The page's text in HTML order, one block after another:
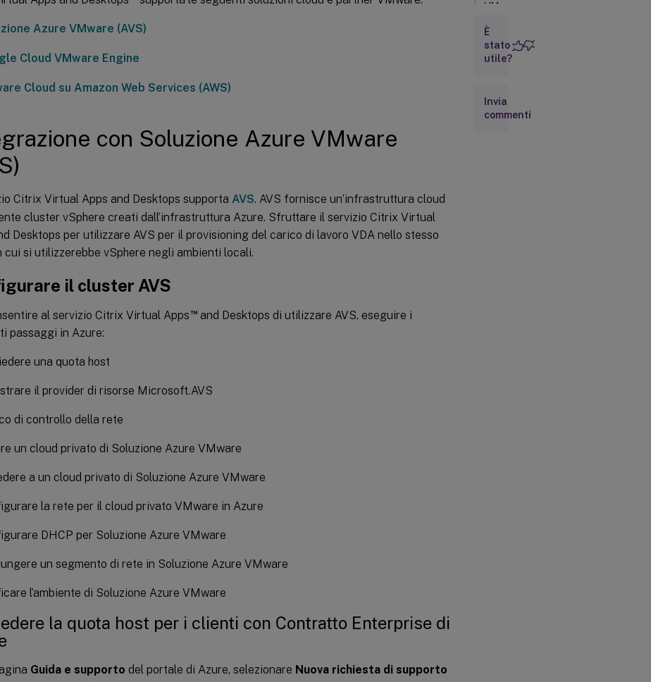
Azure VMware (AVS)
Cloud VMware Engine
Cloud su Amazon Web Services (AWS)
con Soluzione Azure VMware
Citrix Virtual Apps and Desktops supporta AVS. AVS fornisce un’infrastruttura cloud
cluster vSphere creati dall’infrastruttura Azure. Sfruttare il servizio Citrix Virtual
Desktops per utilizzare AVS per il provisioning del carico di lavoro VDA nello stesso
cui si utilizzerebbe vSphere negli ambienti locali.
il cluster AVS
al servizio Citrix Virtual Apps™and Desktops di utilizzare AVS, eseguire i
passaggi in Azure:
una quota host
il provider di risorse Microsoft.AVS
di controllo della rete
un cloud privato di Soluzione Azure VMware
a un cloud privato di Soluzione Azure VMware
la rete per il cloud privato VMware in Azure
DHCP per Soluzione Azure VMware
un segmento di rete in Soluzione Azure VMware
l’ambiente di Soluzione Azure VMware
la quota host per i clienti con Contratto Enterprise di
Guida e supporto del portale di Azure, selezionare Nuova richiesta di supporto
VMware
VMware
Web
Services
È
stato
utile?
Invia
commenti